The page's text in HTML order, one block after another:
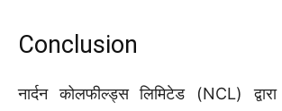
Conclusion
नार्दन कोलफील्ड्स लिमिटेड (NCL)